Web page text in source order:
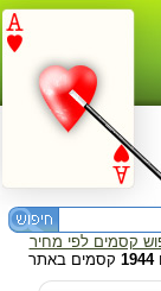
קסמים לפי מחיר
1944 קסמים באתר